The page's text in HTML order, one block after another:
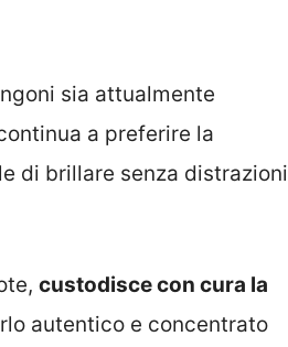
sia attualmente
a preferire la
di brillare senza distrazioni
custodisce con cura la
autentico e concentrato